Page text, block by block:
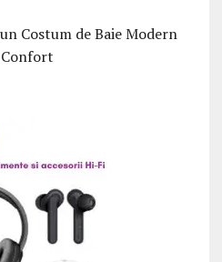
Costum de Baie Modern